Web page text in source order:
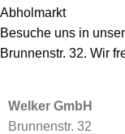
Abholmarkt
Besuche uns in
Brunnenstr. 32. Wir
Welker GmbH
Brunnenstr. 32